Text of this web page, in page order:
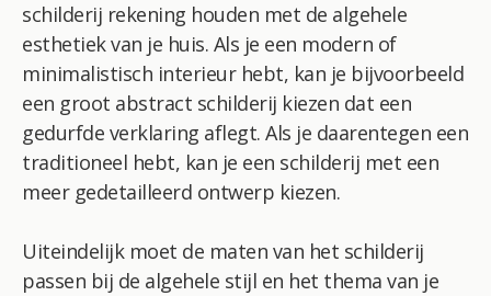
schilderij rekening houden met de algehele
esthetiek van je huis. Als je een modern of
minimalistisch interieur hebt, kan je bijvoorbeeld
een groot abstract schilderij kiezen dat een
gedurfde verklaring aflegt. Als je daarentegen een
traditioneel hebt, kan je een schilderij met een
meer gedetailleerd ontwerp kiezen.
Uiteindelijk moet de maten van het schilderij
passen bij de algehele stijl en het thema van je